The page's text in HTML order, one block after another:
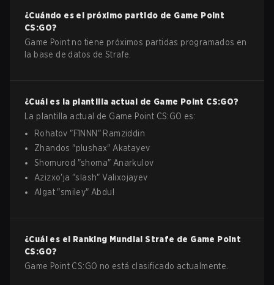
¿Cuándo es el próximo partido de Game Point
CS:GO?
Game Point no tiene próximos partidas programados en
la base de datos de Strafe.
¿Cuál es la plantilla actual de Game Point CS:GO?
La plantilla actual de Game Point CS:GO es:
Rohatov "F1NNN " Ramziddin
Zhandos "plushax" Akatayev
Shomurod "shoma" Anarkulov
Azizxo'ja "slash"Valixojayev
Algat "smiley" Abdul
¿Cuál es el Ranking Mundial Strafe de Game Point
CS:GO?
Game Point CS:GO no está clasificado actualmente.